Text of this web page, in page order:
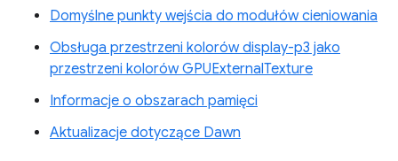
Domyślne punkty wejścia do modułów cieniowania
Obsługa przestrzeni kolorów display-p3 jako
przestrzeni kolorów GPUExternalTexture
Informacje o obszarach pamięci
Aktualizacje dotyczące Dawn